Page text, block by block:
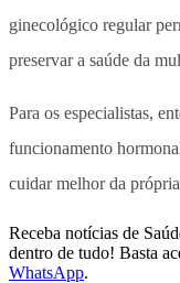
ginecológico regular
preservar a saúde da
Para os especialistas,
funcionamento
cuidar melhor da
Receba notícias de
dentro de tudo! Basta
WhatsApp.